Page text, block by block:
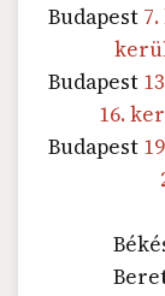
Budapest
Budapest
16.
Budapest